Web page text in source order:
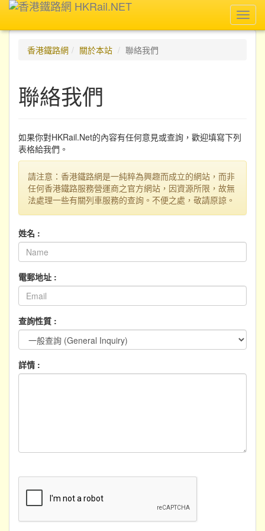
香港鐵路網
關於本站 聯絡我們
聯絡我們
如果你對HKRail.Net的內容有任何意見或查詢，歡迎填寫下列
表格給我們。
請注意：香港鐵路網是一純粹為興趣而成立的網站，而非
任何香港鐵路服務營運商之官方網站，因資源所限，故無
法處理一些有關列車服務的查詢。不便之處，敬請原諒。
姓名 :
電郵地址 :
查詢性質 :
詳情 :